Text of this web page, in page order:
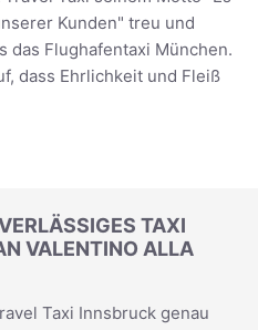
Kunden" treu und
das Flughafentaxi München.
dass Ehrlichkeit und Fleiß
TAXI
VALENTINO ALLA
Taxi Innsbruck genau